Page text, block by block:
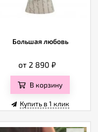
Большая любовь
от 2 890₽
В корзину
Купить в 1 клик